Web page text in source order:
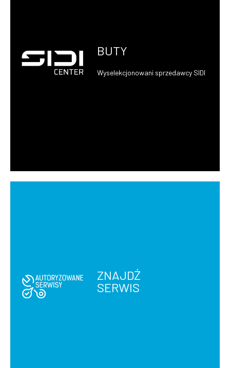
BUTY
Wyselekcjonowani sprzedawcy SIDI
ZNAJDŹ
SERWIS